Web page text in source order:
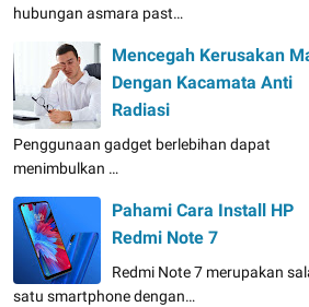
hubungan asmara past…
Mencegah Kerusakan
Dengan Kacamata Anti
Radiasi
Penggunaan gadget berlebihan dapat
menimbulkan …
Pahami Cara Install HP
Redmi Note 7
Redmi Note 7 merupakan
satu smartphone dengan…